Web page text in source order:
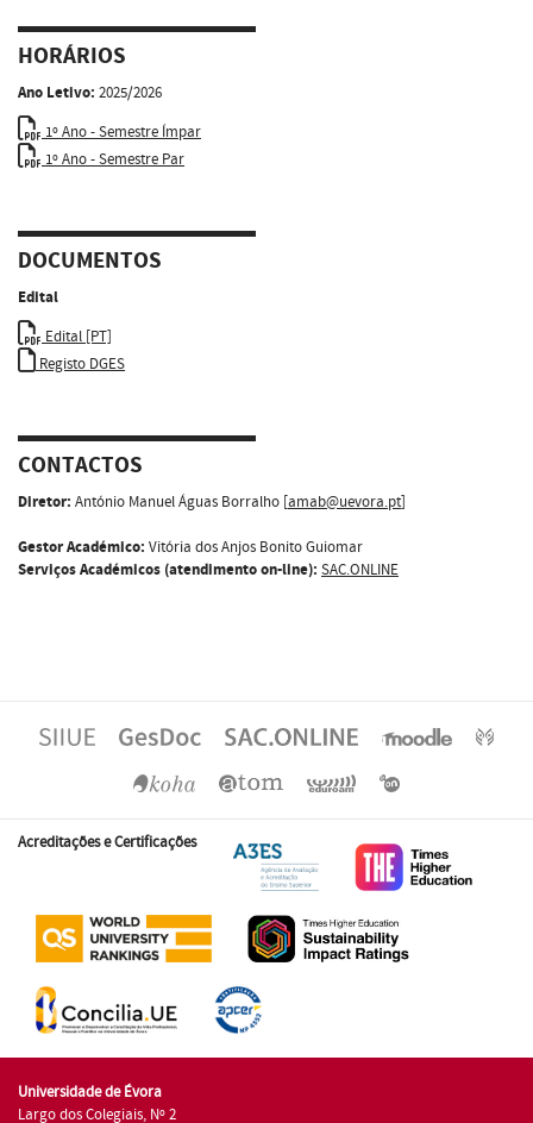
HORÁRIOS
Ano Letivo: 2025/2026
1º Ano - Semestre Ímpar
1º Ano - Semestre Par
DOCUMENTOS
Edital
Edital [PT]
Registo DGES
CONTACTOS
Diretor: António Manuel Águas Borralho [amab@uevora.pt]
Gestor Académico: Vitória dos Anjos Bonito Guiomar
Serviços Académicos (atendimento on-line): SAC.ONLINE
Acreditações e Certificações
Universidade de Évora
Largo dos Colegiais, Nº 2